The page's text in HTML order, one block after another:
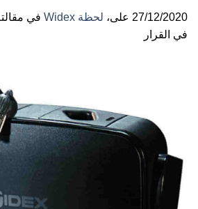
27/12/2020 على، لحظة Widex في
في القرار